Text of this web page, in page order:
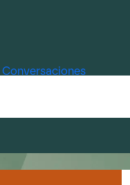
Conversaciones